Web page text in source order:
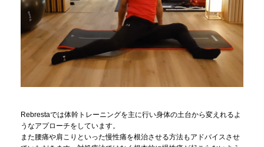
Rebrestaでは体幹トレーニングを主に行い身体の土台から変えれるよ
うなアプローチをしています。
また腰痛や肩こりといった慢性痛を根治させる方法もアドバイスさせ